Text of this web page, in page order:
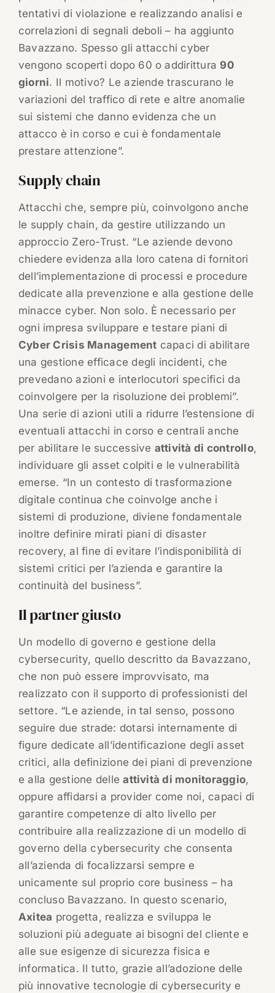
tentativi di violazione e realizzando analisi e
correlazioni di segnali deboli – ha aggiunto
Bavazzano. Spesso gli attacchi cyber
vengono scoperti dopo 60 o addirittura90
giorni. Il motivo? Le aziende trascurano le
variazioni del traffico di rete e altre anomalie
sui sistemi che danno evidenza che un
attacco è in corso e cui è fondamentale
prestare attenzione”.
Supply chain
Attacchi che, sempre più, coinvolgono anche
le supply chain, da gestire utilizzando un
approccio Zero-Trust. “Le aziende devono
chiedere evidenza alla loro catena di fornitori
dell’implementazione di processi e procedure
dedicate alla prevenzione e alla gestione delle
minacce cyber. Non solo. È necessario per
ogni impresa sviluppare e testare piani di
Cyber Crisis Management capaci di abilitare
una gestione efficace degli incidenti, che
prevedano azioni e interlocutori specifici da
coinvolgere per la risoluzione dei problemi”.
Una serie di azioni utili a ridurre l’estensione di
eventuali attacchi in corso e centrali anche
per abilitare le successive attività di controllo,
individuare gli asset colpiti e le vulnerabilità
emerse. “In un contesto di trasformazione
digitale continua che coinvolge anche i
sistemi di produzione, diviene fondamentale
inoltre definire mirati piani di disaster
recovery, al fine di evitare l’indisponibilità di
sistemi critici per l’azienda e garantire la
continuità del business”.
Il partner giusto
Un modello di governo e gestione della
cybersecurity, quello descritto da Bavazzano,
che non può essere improvvisato, ma
realizzato con il supporto di professionisti del
settore. “Le aziende, in tal senso, possono
seguire due strade: dotarsi internamente di
figure dedicate all’identificazione degli asset
critici, alla definizione dei piani di prevenzione
e alla gestione delleattività di monitoraggio,
oppure affidarsi a provider come noi, capaci di
garantire competenze di alto livello per
contribuire alla realizzazione di un modello di
governo della cybersecurity che consenta
all’azienda di focalizzarsi sempre e
unicamente sul proprio core business – ha
concluso Bavazzano. In questo scenario,
Axitea progetta, realizza e sviluppa le
soluzioni più adeguate ai bisogni del cliente e
alle sue esigenze di sicurezza fisica e
informatica. Il tutto, grazie all’adozione delle
più innovative tecnologie di cybersecurity e